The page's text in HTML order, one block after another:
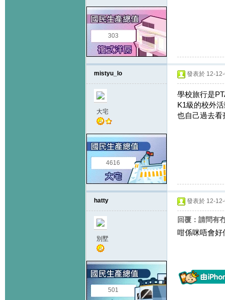
303
mistyu_lo
大宅
4616
發表於 12-
學校旅行是
K1級的校外
也自己過去看
hatty
別墅
501
發表於 12-
回覆：請問有
咁係咪唔會好